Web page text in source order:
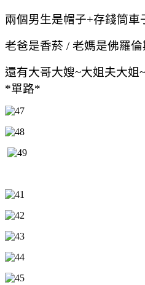
兩個男生是帽子+存錢筒車
老爸是香菸 / 老媽是佛羅
還有大哥大嫂~大姐夫大姐
*單路*